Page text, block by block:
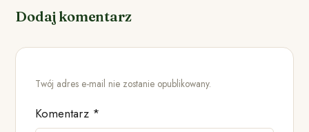
Dodaj komentarz
Twój adres e-mail nie zostanie opublikowany.
Komentarz *